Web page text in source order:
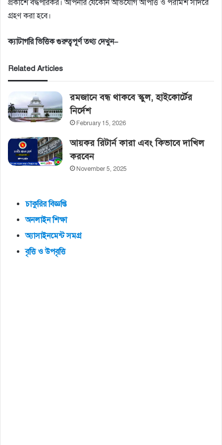
প্রকাশে বদ্ধপরিকর। আপনার যেকোন অভিযোগ আপত্তি ও পরামর্শ সাদরে
গ্রহণ করা হবে।
ক্যাটাগরি ভিত্তিক গুরুত্বপূর্ণ তথ্য দেখুন–
Related Articles
রমজানে বন্ধ থাকবে স্কুল, হাইকোর্টের‌
নির্দেশ
February 15, 2026
আয়কর রিটার্ন কারা এবং কিভাবে দাখিল
করবেন
November 5, 2025
চাকুরির বিজ্ঞপ্তি
অনলাইন শিক্ষা
অ্যাসাইনমেন্ট সমগ্র
বৃত্তি ও উপবৃত্তি